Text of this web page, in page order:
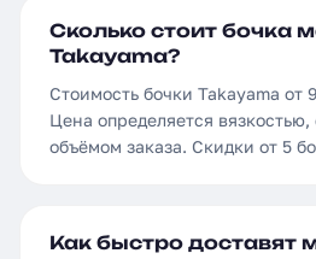
Сколько стоит бочка
Takayama?
Стоимость бочки Takayama от
Цена определяется
объёмом заказа. Скидки от 5
Как быстро доставят